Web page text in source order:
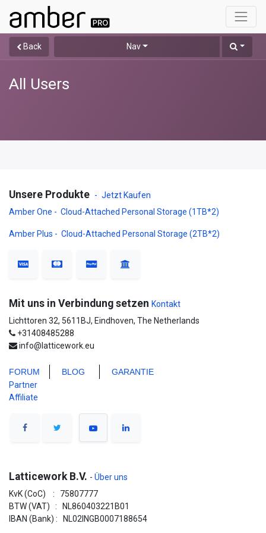
Back Nav
All Users
Unsere Produkte - Jetzt Kaufen
Amber One - Cloud-Attached Personal Storage (1TB*2)
Amber Plus - Cloud-Attached Personal Storage (2TB*2)
Mit uns in Verbindung setzen Kontakt
Lichttoren 32, 5611BJ, Eindhoven, The Netherlands
+31408485288
info@latticework.eu
FORUM BLOG
GARANTIE
Partner
Affiliate
Latticework B.V. - Über uns
KvK (CoC) : 75807777
BTW (VAT) : NL860403221B01
IBAN (Bank) : NL02INGB0007188654